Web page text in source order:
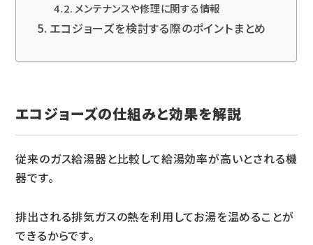
メンテナンスや修理に関する情報
エコジョーズを検討する際のポイントまとめ
エコジョーズの仕組みと効果を解説
従来のガス給湯器と比較して給湯効率が高いとされる機
器です。
排出される排気ガスの熱を利用してお湯を温めることが
できるからです。